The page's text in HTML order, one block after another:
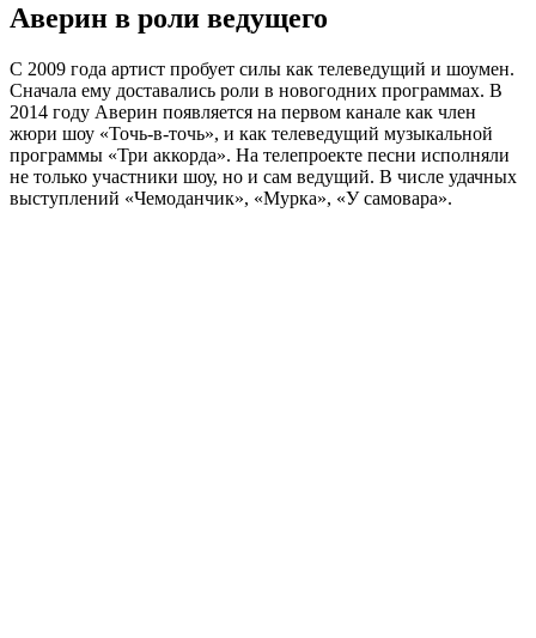
Аверин в роли ведущего
С 2009 года артист пробует силы как телеведущий и шоумен.
Сначала ему доставались роли в новогодних программах. В
2014 году Аверин появляется на первом канале как член
жюри шоу «Точь-в-точь», и как телеведущий музыкальной
программы «Три аккорда». На телепроекте песни исполняли
не только участники шоу, но и сам ведущий. В числе удачных
выступлений «Чемоданчик», «Мурка», «У самовара».